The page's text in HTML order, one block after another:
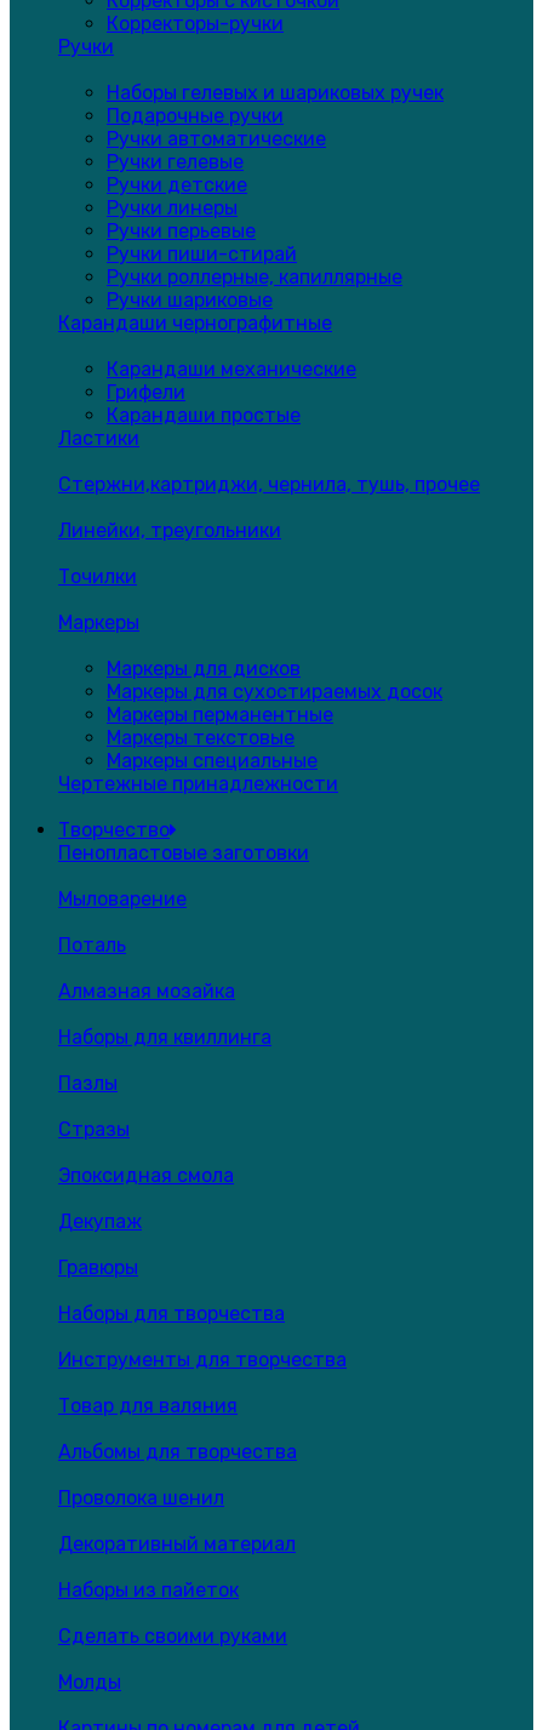
Корректоры-ручки
Ручки
Наборы гелевых и шариковых ручек
Подарочные ручки
Ручки автоматические
Ручки гелевые
Ручки детские
Ручки линеры
Ручки перьевые
Ручки пиши-стирай
Ручки роллерные, капиллярные
Ручки шариковые
Карандаши чернографитные
Карандаши механические
Грифели
Карандаши простые
Ластики
Стержни,картриджи, чернила, тушь, прочее
Линейки, треугольники
Точилки
Маркеры
Маркеры для дисков
Маркеры для сухостираемых досок
Маркеры перманентные
Маркеры текстовые
Маркеры специальные
Чертежные принадлежности
Творчество
Пенопластовые заготовки
Мыловарение
Поталь
Алмазная мозайка
Наборы для квиллинга
Пазлы
Стразы
Эпоксидная смола
Декупаж
Гравюры
Наборы для творчества
Инструменты для творчества
Товар для валяния
Альбомы для творчества
Проволока шенил
Декоративный материал
Наборы из пайеток
Сделать своими руками
Молды